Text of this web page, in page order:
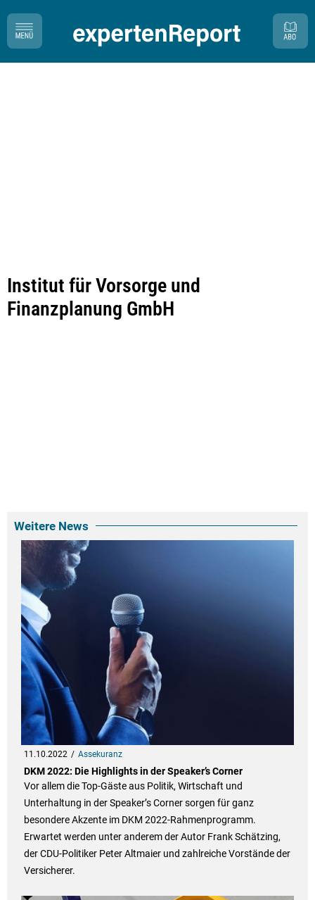
Institut für Vorsorge und
Finanzplanung GmbH
Weitere News
11.10.2022 Assekuranz
DKM 2022: Die Highlights in der Speaker’s Corner
Vor allem die Top-Gäste aus Politik, Wirtschaft und
Unterhaltung in der Speaker’s Corner sorgen für ganz
besondere Akzente im DKM 2022-Rahmenprogramm.
Erwartet werden unter anderem der Autor Frank Schätzing,
der CDU-Politiker Peter Altmaier und zahlreiche Vorstände der
Versicherer.